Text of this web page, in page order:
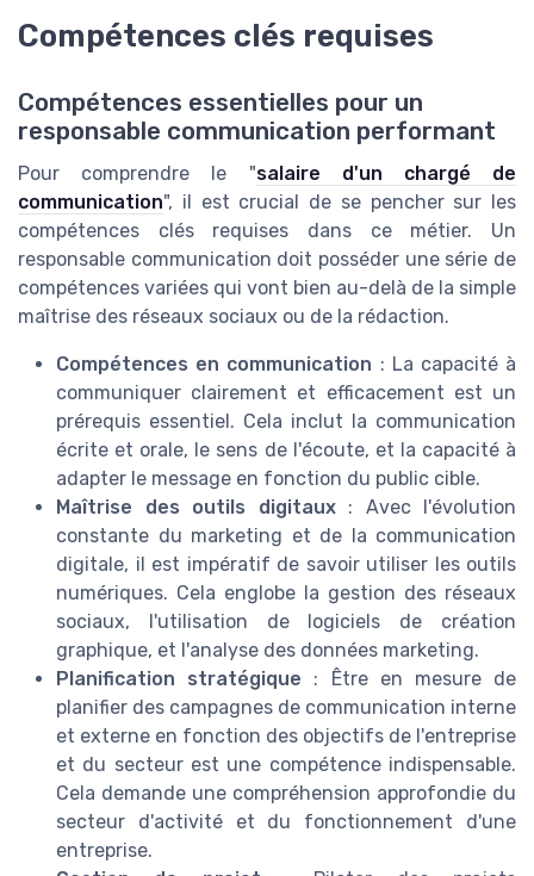
Compétences clés requises
Compétences essentielles pour un
responsable communication performant
Pour comprendre le "salaire d'un chargé de
communication", il est crucial de se pencher sur les
compétences clés requises dans ce métier. Un
responsable communication doit posséder une série de
compétences variées qui vont bien au-delà de la simple
maîtrise des réseaux sociaux ou de la rédaction.
Compétences en communication : La capacité à
communiquer clairement et efficacement est un
prérequis essentiel. Cela inclut la communication
écrite et orale, le sens de l'écoute, et la capacité à
adapter le message en fonction du public cible.
Maîtrise des outils digitaux: Avec l'évolution
constante du marketing et de la communication
digitale, il est impératif de savoir utiliser les outils
numériques. Cela englobe la gestion des réseaux
sociaux, l'utilisation de logiciels de création
graphique, et l'analyse des données marketing.
Planification stratégique : Être en mesure de
planifier des campagnes de communication interne
et externe en fonction des objectifs de l'entreprise
et du secteur est une compétence indispensable.
Cela demande une compréhension approfondie du
secteur d'activité et du fonctionnement d'une
entreprise.